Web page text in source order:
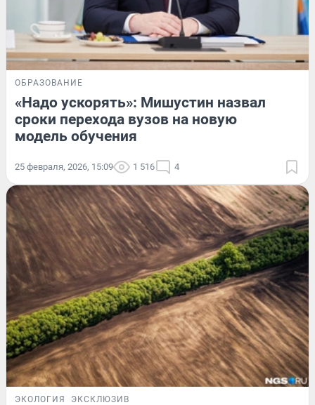
ОБРАЗОВАНИЕ
«Надо ускорять»: Мишустин назвал
сроки перехода вузов на новую
модель обучения
25 февраля, 2026, 15:09 1 516 4
ЭКОЛОГИЯ ЭКСКЛЮЗИВ